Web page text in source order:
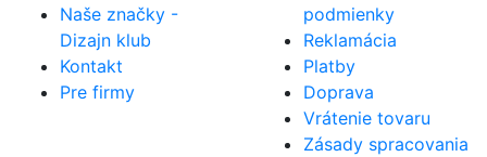
Naše značky -
Dizajn klub
Kontakt
Pre firmy
podmienky
Reklamácia
Platby
Doprava
Vrátenie tovaru
Zásady spracovania